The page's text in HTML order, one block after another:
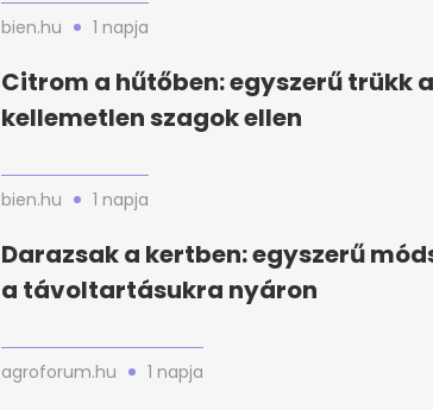
bien.hu 1 napja
Citrom a hűtőben: egyszerű trükk a
kellemetlen szagok ellen
bien.hu 1 napja
Darazsak a kertben: egyszerű
a távoltartásukra nyáron
agroforum.hu 1 napja